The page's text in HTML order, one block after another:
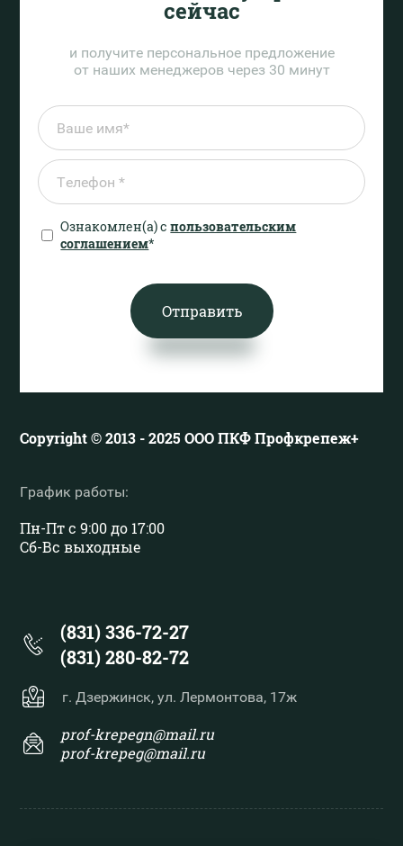
сейчас
и получите персональное предложение
от наших менеджеров через 30 минут
Ознакомлен(а) спользовательским
соглашением*
Отправить
Copyright © 2013 - 2025 ООО ПКФ Профкрепеж+
График работы:
Пн-Пт с 9:00 до 17:00
Сб-Вс выходные
(831) 336-72-27
(831) 280-82-72
г. Дзержинск, ул. Лермонтова, 17ж
prof-krepegn@mail.ru
prof-krepeg@mail.ru